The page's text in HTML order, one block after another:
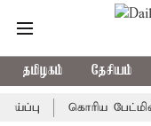
தமிழகம் தேசியம்
கொரிய பேட்மிண்டன்